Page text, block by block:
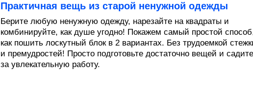
Практичная вещь из старой ненужной одежды
Берите любую ненужную одежду, нарезайте на квадраты и
комбинируйте, как душе угодно! Покажем самый простой
как пошить лоскутный блок в 2 вариантах. Без трудоемкой
и премудростей! Просто подготовьте достаточно вещей и
за увлекательную работу.